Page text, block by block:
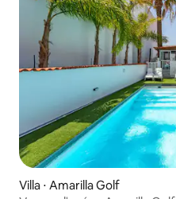
Villa ⋅ Amarilla Golf